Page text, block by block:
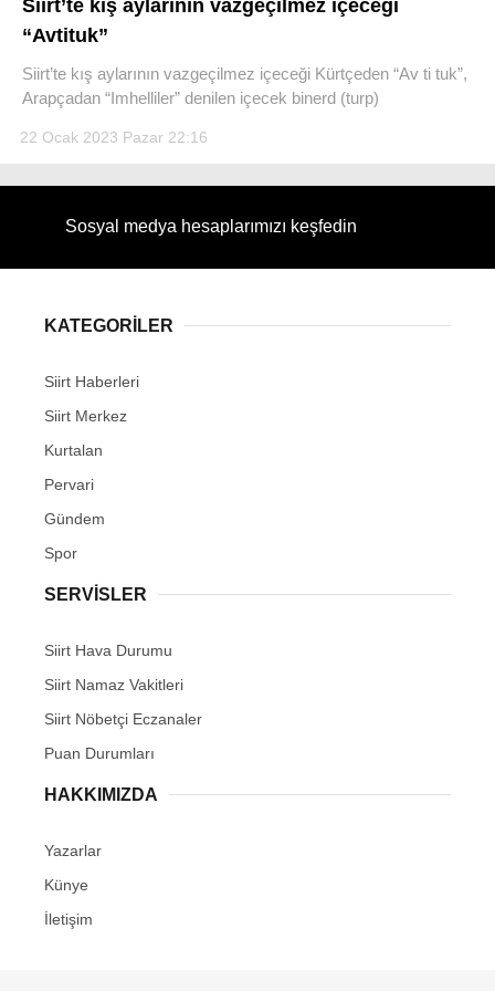
Siirt’te kış aylarının vazgeçilmez içeceği
“Avtituk”
Siirt’te kış aylarının vazgeçilmez içeceği Kürtçeden “Av ti tuk”,
Arapçadan “Imhelliler” denilen içecek binerd (turp)
22 Ocak 2023 Pazar 22:16
Sosyal medya hesaplarımızı keşfedin
KATEGORİLER
Siirt Haberleri
Siirt Merkez
Kurtalan
Pervari
Gündem
Spor
SERVİSLER
Siirt Hava Durumu
Siirt Namaz Vakitleri
Siirt Nöbetçi Eczanaler
Puan Durumları
HAKKIMIZDA
Yazarlar
Künye
İletişim